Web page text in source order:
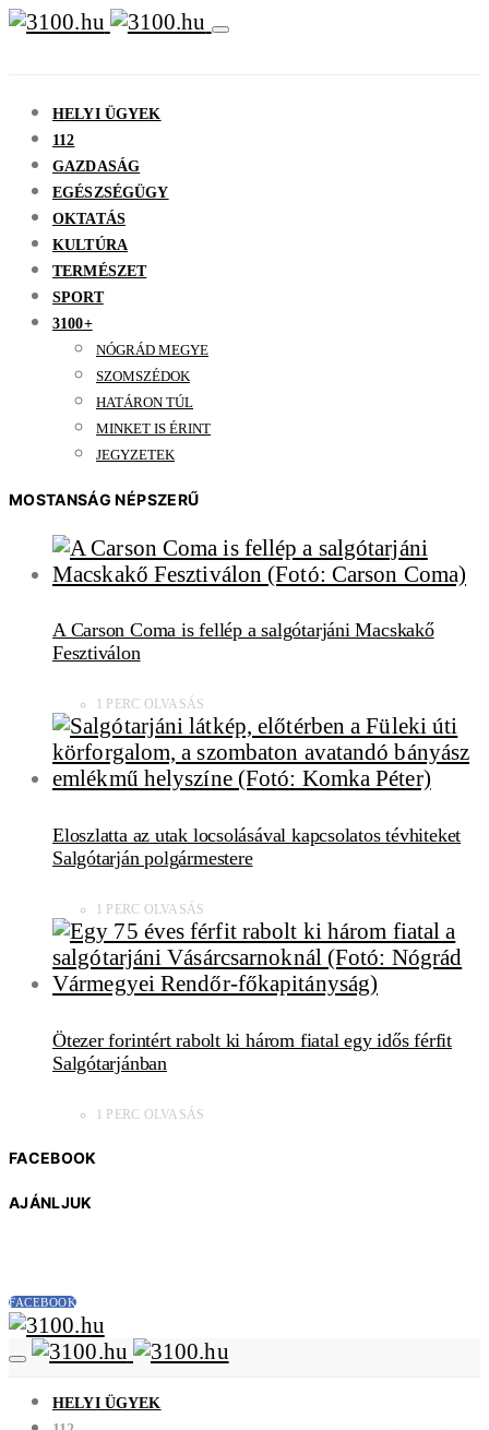
HELYI ÜGYEK
112
GAZDASÁG
EGÉSZSÉGÜGY
OKTATÁS
KULTÚRA
TERMÉSZET
SPORT
3100+
NÓGRÁD MEGYE
SZOMSZÉDOK
HATÁRON TÚL
MINKET IS ÉRINT
JEGYZETEK
MOSTANSÁG NÉPSZERŰ
A Carson Coma is fellép a salgótarjáni Macskakő
Fesztiválon
1 PERC OLVASÁS
Eloszlatta az utak locsolásával kapcsolatos tévhiteket
Salgótarján polgármestere
1 PERC OLVASÁS
Ötezer forintért rabolt ki három fiatal egy idős férfit
Salgótarjánban
1 PERC OLVASÁS
FACEBOOK
AJÁNLJUK
FACEBOOK
HELYI ÜGYEK